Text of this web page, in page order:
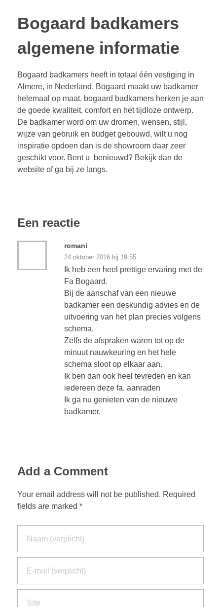
Bogaard badkamers
algemene informatie
Bogaard badkamers heeft in totaal één vestiging in
Almere, in Nederland. Bogaard maakt uw badkamer
helemaal op maat, bogaard badkamers herken je aan
de goede kwaliteit, comfort en het tijdloze ontwerp.
De badkamer word om uw dromen, wensen, stijl,
wijze van gebruik en budget gebouwd, wilt u nog
inspiratie opdoen dan is de showroom daar zeer
geschikt voor. Bent u benieuwd? Bekijk dan de
website of ga bij ze langs.
Een reactie
romani
24 oktober 2016 bij 19:55
Ik heb een heel prettige ervaring met de
Fa Bogaard.
Bij de aanschaf van een nieuwe
badkamer een deskundig advies en de
uitvoering van het plan precies volgens
schema.
Zelfs de afspraken waren tot op de
minuut nauwkeuring en het hele
schema sloot op elkaar aan.
Ik ben dan ook heel tevreden en kan
iedereen deze fa. aanraden
Ik ga nu genieten van de nieuwe
badkamer.
Add a Comment
Your email address will not be published. Required
fields are marked *